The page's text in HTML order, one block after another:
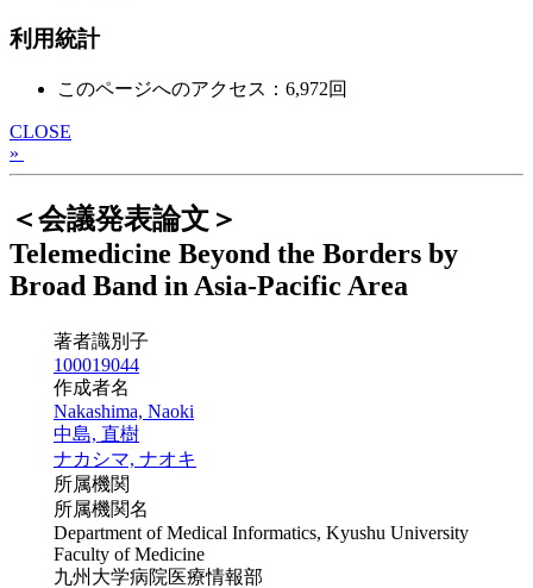
利用統計
このページへのアクセス：6,972回
CLOSE
»
＜会議発表論文＞
Telemedicine Beyond the Borders by
Broad Band in Asia-Pacific Area
著者識別子
100019044
作成者名
Nakashima, Naoki
中島, 直樹
ナカシマ, ナオキ
所属機関
所属機関名
Department of Medical Informatics, Kyushu University
Faculty of Medicine
九州大学病院医療情報部